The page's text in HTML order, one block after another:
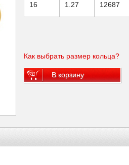
16 1.27 12687
Как выбрать размер кольца?
В корзину